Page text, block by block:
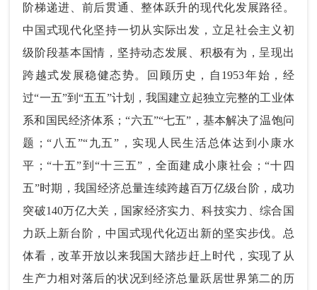
阶梯递进、前后贯通、整体跃升的现代化发展路径。
中国式现代化坚持一切从实际出发，立足社会主义初
级阶段基本国情，坚持动态发展、积极有为，呈现出
跨越式发展稳健态势。回顾历史，自1953年始，经
过“一五”到“五五”计划，我国建立起独立完整的工业体
系和国民经济体系；“六五”“七五”，基本解决了温饱问
题；“八五”“九五”，实现人民生活总体达到小康水
平；“十五”到“十三五”，全面建成小康社会；“十四
五”时期，我国经济总量连续跨越百万亿级台阶，成功
突破140万亿大关，国家经济实力、科技实力、综合国
力跃上新台阶，中国式现代化迈出新的坚实步伐。总
体看，改革开放以来我国大踏步赶上时代，实现了从
生产力相对落后的状况到经济总量跃居世界第二的历